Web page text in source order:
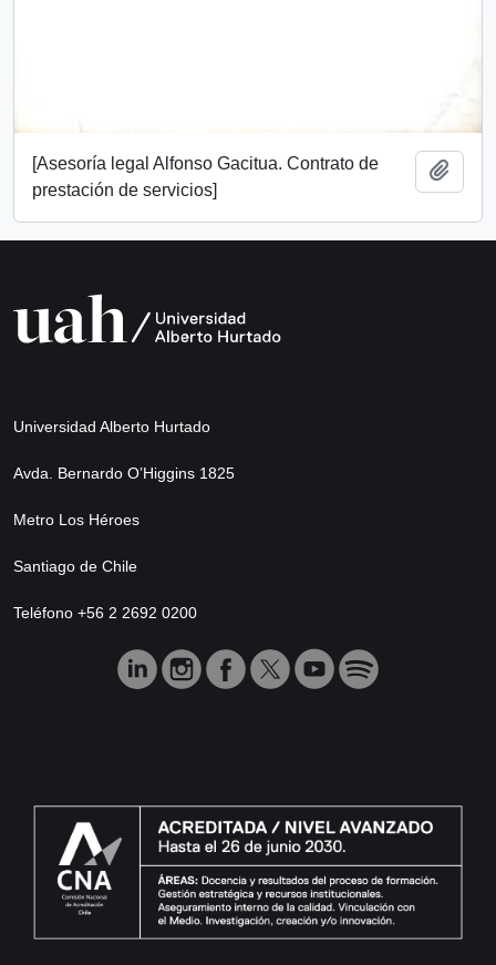
[Asesoría legal Alfonso Gacitua. Contrato de
prestación de servicios]
Universidad Alberto Hurtado
Avda. Bernardo O’Higgins 1825
Metro Los Héroes
Santiago de Chile
Teléfono +56 2 2692 0200